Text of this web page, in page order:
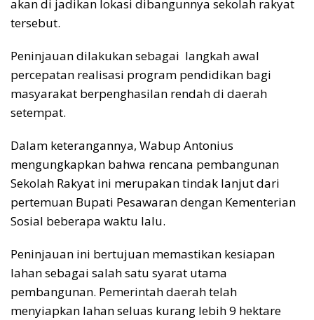
akan di jadikan lokasi dibangunnya sekolah rakyat
tersebut.
Peninjauan dilakukan sebagai langkah awal
percepatan realisasi program pendidikan bagi
masyarakat berpenghasilan rendah di daerah
setempat.
Dalam keterangannya, Wabup Antonius
mengungkapkan bahwa rencana pembangunan
Sekolah Rakyat ini merupakan tindak lanjut dari
pertemuan Bupati Pesawaran dengan Kementerian
Sosial beberapa waktu lalu.
Peninjauan ini bertujuan memastikan kesiapan
lahan sebagai salah satu syarat utama
pembangunan. Pemerintah daerah telah
menyiapkan lahan seluas kurang lebih 9 hektare